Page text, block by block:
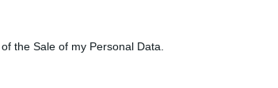
the Sale of my Personal Data.